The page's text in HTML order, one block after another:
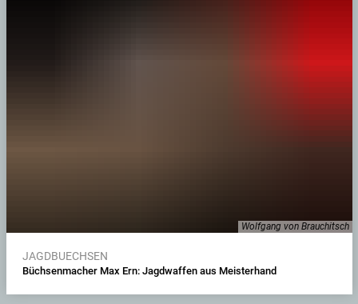
Wolfgang von Brauchitsch
JAGDBUECHSEN
Büchsenmacher Max Ern: Jagdwaffen aus Meisterhand